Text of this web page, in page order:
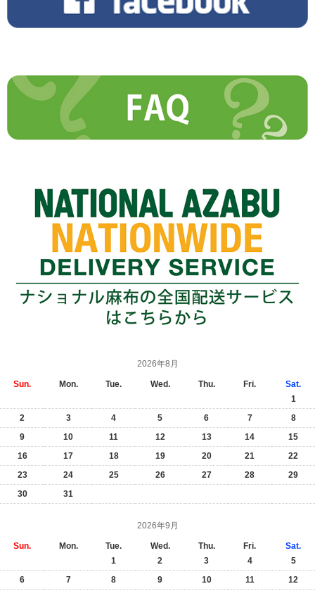
2026年8月
Sun. Mon. Tue. Wed. Thu. Fri.
Sat.
1
2
3 4 5 6 7
8
9
10 11 12 13 14
15
16
17 18 19 20 21
22
23
24 25 26 27 28
29
30
31
2026年9月
Sun. Mon. Tue. Wed. Thu. Fri.
Sat.
1
2 3 4
5
6
7 8 9 10 11 12